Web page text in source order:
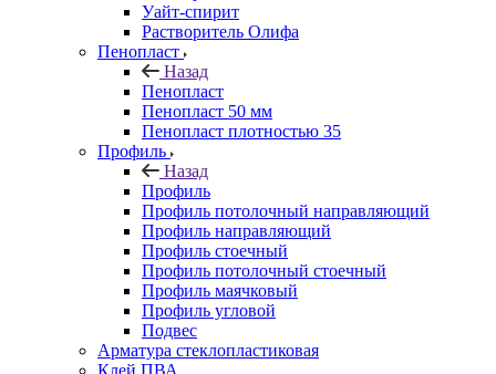
Уайт-спирит
Растворитель Олифа
Пенопласт
Назад
Пенопласт
Пенопласт 50 мм
Пенопласт плотностью 35
Профиль
Назад
Профиль
Профиль потолочный направляющий
Профиль направляющий
Профиль стоечный
Профиль потолочный стоечный
Профиль маячковый
Профиль угловой
Подвес
Арматура стеклопластиковая
Клей ПВА